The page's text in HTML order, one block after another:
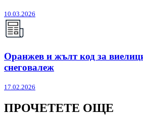
10.03.2026
Оранжев и жълт код за
снеговалеж
17.02.2026
ПРОЧЕТЕТЕ ОЩЕ